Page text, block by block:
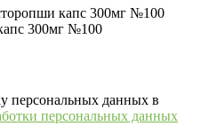
300мг №100
персональных данных в
персональных данных